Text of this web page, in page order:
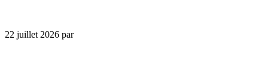
22 juillet 2026 par